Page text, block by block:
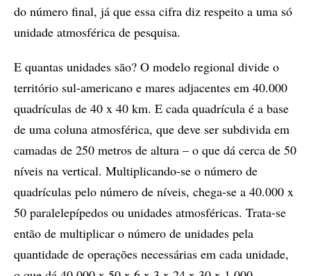
do número final, já que essa cifra diz respeito a uma só
unidade atmosférica de pesquisa.
E quantas unidades são? O modelo regional divide o
território sul-americano e mares adjacentes em 40.000
quadrículas de 40 x 40 km. E cada quadrícula é a base
de uma coluna atmosférica, que deve ser subdivida em
camadas de 250 metros de altura – o que dá cerca de 50
níveis na vertical. Multiplicando-se o número de
quadrículas pelo número de níveis, chega-se a 40.000 x
50 paralelepípedos ou unidades atmosféricas. Trata-se
então de multiplicar o número de unidades pela
quantidade de operações necessárias em cada unidade,